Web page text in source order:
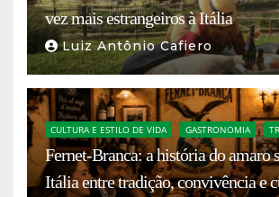
vez mais estrangeiros à Itália
Luiz Antônio Cafiero
CULTURA E ESTILO DE VIDA GASTRONOMIA
Fernet-Branca: a história do amaro
Itália entre tradição, convivência e